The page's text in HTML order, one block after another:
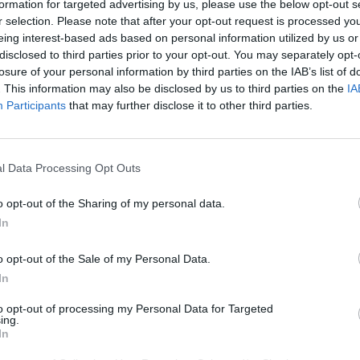
for targeted advertising by us, please use the below opt-out
selection. Please note that after your opt-out request is processed
interest-based ads based on personal information utilized by us
to third parties prior to your opt-out. You may separately
of your personal information by third parties on the IAB’s list of
This information may also be disclosed by us to third parties on the
Participants that may further disclose it to other third parties.
Data Processing Opt Outs
opt-out of the Sharing of my personal data.
opt-out of the Sale of my Personal Data.
opt-out of processing my Personal Data for Targeted
generale, anche tra i tanti fan presenti
delle Vittorie.
Baudo: "Mi preoccupa
l'idea di sparire".
Quell'intervista inedita di
Heather Parisi
ai familiari e agli affetti più stretti di